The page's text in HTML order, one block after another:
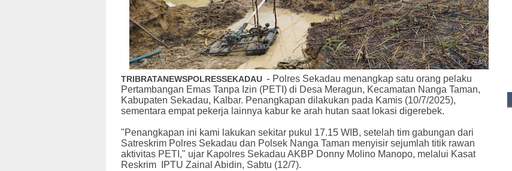
TRIBRATANEWSPOLRESSEKADAU - Polres Sekadau menangkap satu orang pelaku
Pertambangan Emas Tanpa Izin (PETI) di Desa Meragun, Kecamatan Nanga Taman,
Kabupaten Sekadau, Kalbar. Penangkapan dilakukan pada Kamis (10/7/2025),
sementara empat pekerja lainnya kabur ke arah hutan saat lokasi digerebek.
"Penangkapan ini kami lakukan sekitar pukul 17.15 WIB, setelah tim gabungan dari
Satreskrim Polres Sekadau dan Polsek Nanga Taman menyisir sejumlah titik rawan
aktivitas PETI," ujar Kapolres Sekadau AKBP Donny Molino Manopo, melalui Kasat
Reskrim IPTU Zainal Abidin, Sabtu (12/7).